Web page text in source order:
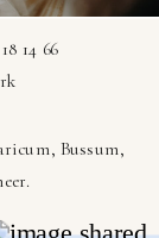
14 66
,Bussum,